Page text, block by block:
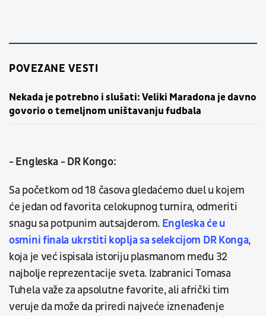
POVEZANE VESTI
Nekada je potrebno i slušati: Veliki Maradona je davno
govorio o temeljnom uništavanju fudbala
- Engleska - DR Kongo:
Sa početkom od 18 časova gledaćemo duel u kojem
će jedan od favorita celokupnog turnira, odmeriti
snagu sa potpunim autsajderom. Engleska će u
osmini finala ukrstiti koplja sa selekcijom DR Konga,
koja je već ispisala istoriju plasmanom među 32
najbolje reprezentacije sveta. Izabranici Tomasa
Tuhela važe za apsolutne favorite, ali afrički tim
veruje da može da priredi najveće iznenađenje